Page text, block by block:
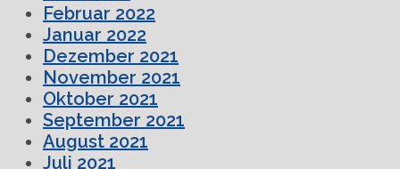
Februar 2022
Januar 2022
Dezember 2021
November 2021
Oktober 2021
September 2021
August 2021
Juli 2021